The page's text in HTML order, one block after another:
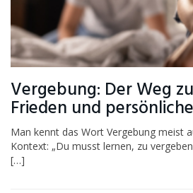
Vergebung: Der Weg
Frieden und
Man kennt das Wort Vergebung meist
Kontext: „Du musst lernen, zu
[…]